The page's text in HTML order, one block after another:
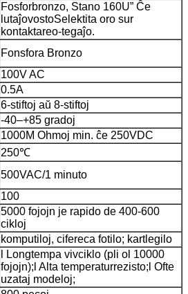
Fosforbronzo, Stano 160U” Ĉe
lutaĵovostoSelektita oro sur
kontaktareo-tegaĵo.
Fonsfora Bronzo
100V AC
0.5A
6-stiftoj aŭ 8-stiftoj
-40–+85 gradoj
1000M Ohmoj min. ĉe 250VDC
250℃
500VAC/1 minuto
100
5000 fojojn je rapido de 400-600
cikloj
komputiloj, cifereca fotilo; kartlegilo
l Longtempa vivciklo (pli ol 10000
fojojn); l Alta temperaturrezisto; l Ofte
uzataj modeloj;